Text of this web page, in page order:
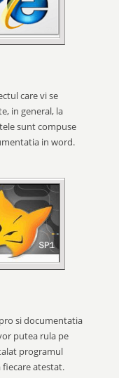
care vi se
in general, la
sunt compuse
in word.
si documentatia
putea rula pe
programul
atestat.